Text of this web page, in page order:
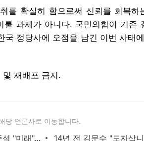
를 확실히 함으로써 신뢰를 회복하
과제가 아니다. 국민의힘이 기존
국 정당사에 오점을 남긴 이번 사태
재배포 금지.
당 언론사로 이동합니다.
이재명 "통합" 김문수 "민생" 이준석 "미래"... 저마다 대한민국 해결사 외쳤다 | 한국일보